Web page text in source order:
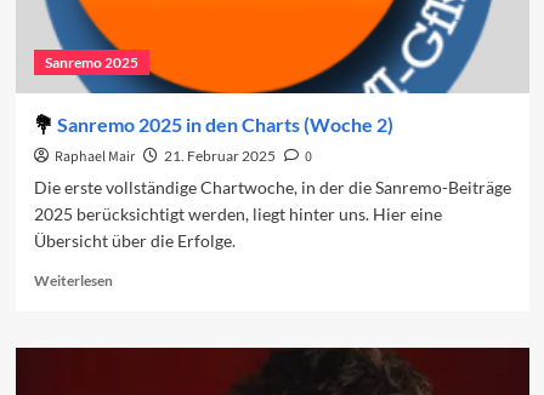
Sanremo 2025
Sanremo 2025 in den Charts (Woche 2)
Raphael Mair 21. Februar 2025
0
Die erste vollständige Chartwoche, in der die Sanremo-Beiträge
2025 berücksichtigt werden, liegt hinter uns. Hier eine
Übersicht über die Erfolge.
WeiterlesenRead
Sanremo